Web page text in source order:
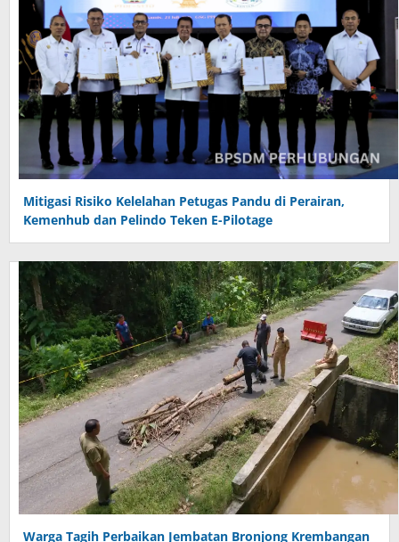
Mitigasi Risiko Kelelahan Petugas Pandu di Perairan,
Kemenhub dan Pelindo Teken E-Pilotage
Warga Tagih Perbaikan Jembatan Bronjong Krembangan